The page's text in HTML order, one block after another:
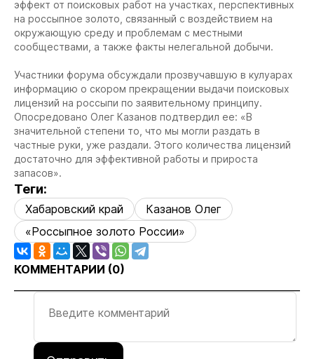
эффект от поисковых работ на участках, перспективных
на россыпное золото, связанный с воздействием на
окружающую среду и проблемам с местными
сообществами, а также факты нелегальной добычи.
Участники форума обсуждали прозвучавшую в кулуарах
информацию о скором прекращении выдачи поисковых
лицензий на россыпи по заявительному принципу.
Опосредовано Олег Казанов подтвердил ее: «В
значительной степени то, что мы могли раздать в
частные руки, уже раздали. Этого количества лицензий
достаточно для эффективной работы и прироста
запасов».
Теги:
Хабаровский край
Казанов Олег
«Россыпное золото России»
КОММЕНТАРИИ (0)